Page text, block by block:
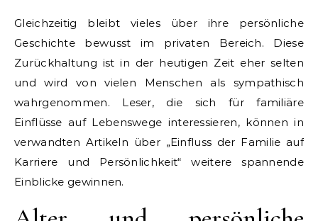
Gleichzeitig bleibt vieles über ihre persönliche
Geschichte bewusst im privaten Bereich. Diese
Zurückhaltung ist in der heutigen Zeit eher selten
und wird von vielen Menschen als sympathisch
wahrgenommen. Leser, die sich für familiäre
Einflüsse auf Lebenswege interessieren, können in
verwandten Artikeln über „Einfluss der Familie auf
Karriere und Persönlichkeit“ weitere spannende
Einblicke gewinnen.